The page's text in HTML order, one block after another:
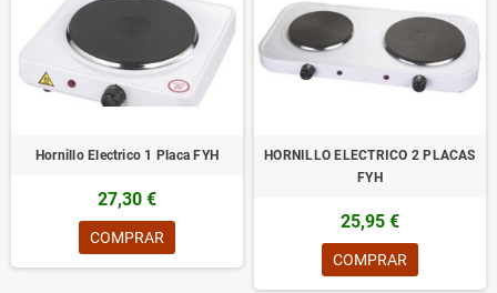
Hornillo Electrico 1 Placa FYH
27,30 €
COMPRAR
HORNILLO ELECTRICO 2 PLACAS
FYH
25,95 €
COMPRAR